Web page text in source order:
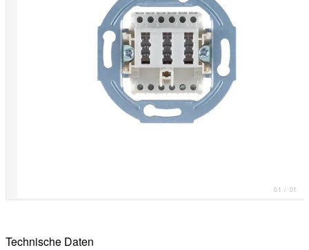
01 / 01
Technische Daten